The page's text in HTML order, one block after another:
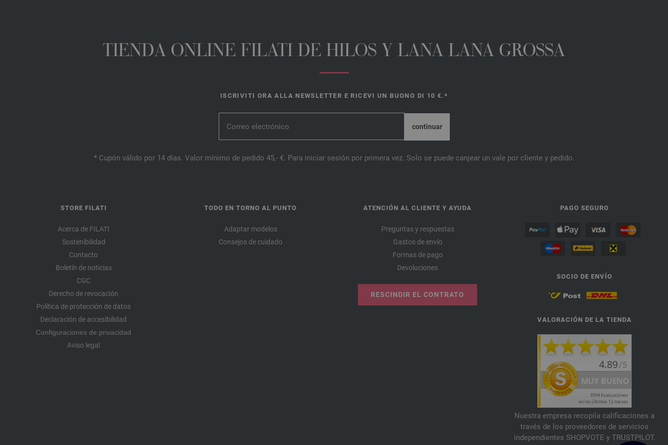
TIENDA ONLINE FILATI DE HILOS Y LANA LANA GROSSA
ISCRIVITI ORA ALLA NEWSLETTER E RICEVI UN BUONO DI 10 €.*
* Cupón válido por 14 días. Valor mínimo de pedido 45,- €. Para iniciar sesión por primera vez. Solo se puede canjear un vale por cliente y pedido.
STORE FILATI
Acerca de FILATI
Sostenibilidad
Contacto
Boletín de noticias
CGC
Derecho de revocación
Política de protección de datos
Declaración de accesibilidad
Configuraciones de privacidad
Aviso legal
TODO EN TORNO AL PUNTO
Adaptar modelos
Consejos de cuidado
ATENCIÓN AL CLIENTE Y AYUDA
Preguntas y respuestas
Gastos de envío
Formas de pago
Devoluciones
RESCINDIR EL CONTRATO
PAGO SEGURO
SOCIO DE ENVÍO
VALORACIÓN DE LA TIENDA
Nuestra empresa recopila calificaciones a
través de los proveedores de servicios
independientes SHOPVOTE y TRUSTPILOT.